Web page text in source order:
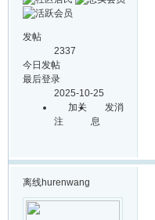
发帖
2337
今日发帖
最后登录
2025-10-25
加关
注
发消
息
离线hurenwang